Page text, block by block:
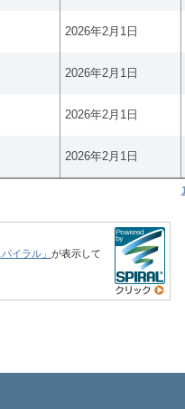
2026年2月1日
2026年2月1日
2026年2月1日
2026年2月1日
1
イラル」 が表示して